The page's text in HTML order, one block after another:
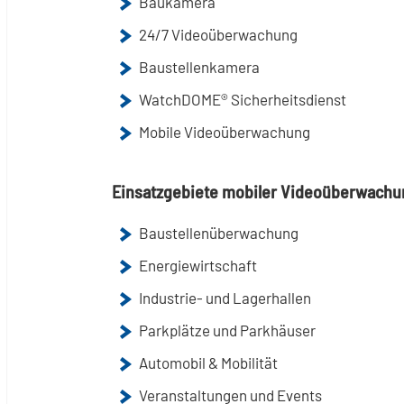
24/7 Videoüberwachung
Baustellenkamera
WatchDOME® Sicherheitsdienst
Mobile Videoüberwachung
Einsatzgebiete mobiler
Baustellenüberwachung
Energiewirtschaft
Industrie- und Lagerhallen
Parkplätze und Parkhäuser
Automobil & Mobilität
Veranstaltungen und Events